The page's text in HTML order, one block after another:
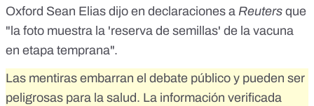
Oxford Sean Elias dijo en declaraciones a Reuters que
"la foto muestra la 'reserva de semillas' de la vacuna
en etapa temprana".
Las mentiras embarran el debate público y pueden ser
peligrosas para la salud. La información verificada